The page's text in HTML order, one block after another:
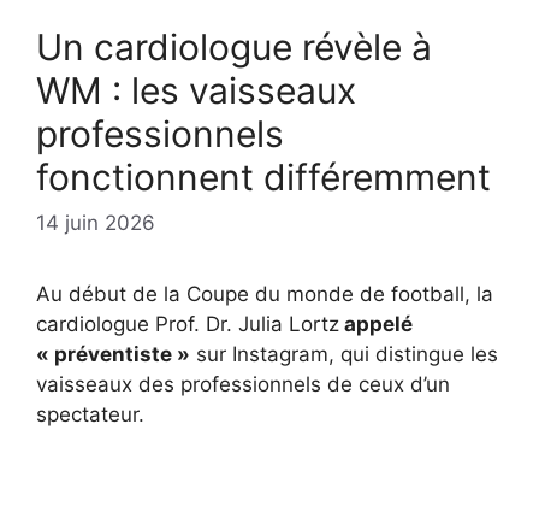
Un cardiologue révèle à
WM : les vaisseaux
professionnels
fonctionnent différemment
14 juin 2026
Au début de la Coupe du monde de football, la
cardiologue Prof. Dr. Julia Lortz appelé
« préventiste » sur Instagram, qui distingue les
vaisseaux des professionnels de ceux d’un
spectateur.